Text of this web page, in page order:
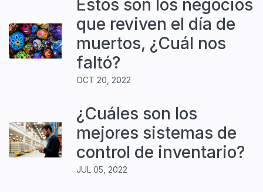
Estos son los negocios
que reviven el día de
muertos, ¿Cuál nos
faltó?
OCT 20, 2022
¿Cuáles son los
mejores sistemas de
control de inventario?
JUL 05, 2022